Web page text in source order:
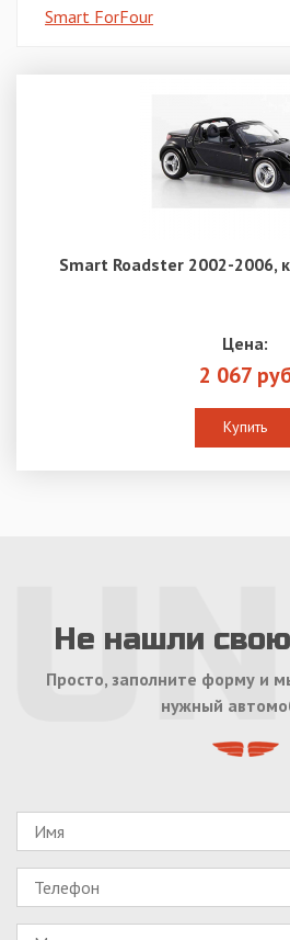
Smart ForFour
Smart Roadster 2002-2006,
Цена:
2 067
Купить
Не нашли
Просто, заполните форму и
нужный